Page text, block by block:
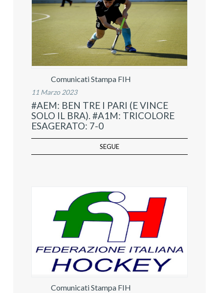
Comunicati Stampa FIH
11 Marzo 2023
#AEM: BEN TRE I PARI (E VINCE
SOLO IL BRA). #A1M: TRICOLORE
ESAGERATO: 7-0
SEGUE
Comunicati Stampa FIH